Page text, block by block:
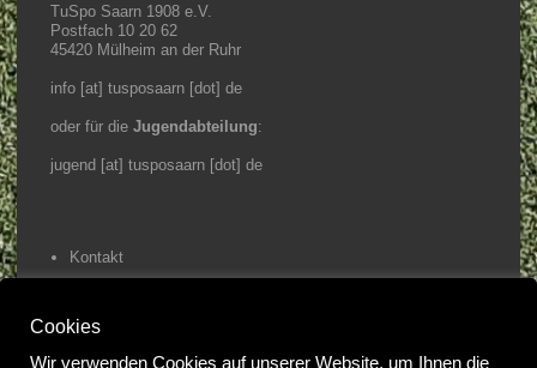
TuSpo Saarn 1908 e.V.
Postfach 10 20 62
45420 Mülheim an der Ruhr
info [at] tusposaarn [dot] de
oder für die Jugendabteilung:
jugend [at] tusposaarn [dot] de
Kontakt
Home
Cookies
Wir verwenden Cookies auf unserer Website, um Ihnen die